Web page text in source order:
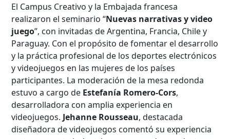
El Campus Creativo y la Embajada francesa
realizaron el seminario “Nuevas narrativas y video
juego”, con invitadas de Argentina, Francia, Chile y
Paraguay. Con el propósito de fomentar el desarrollo
y la práctica profesional de los deportes electrónicos
y videojuegos en las mujeres de los países
participantes. La moderación de la mesa redonda
estuvo a cargo de Estefanía Romero-Cors,
desarrolladora con amplia experiencia en
videojuegos. Jehanne Rousseau, destacada
diseñadora de videojuegos comentó su experiencia